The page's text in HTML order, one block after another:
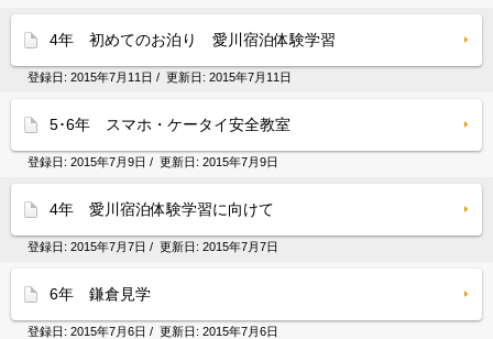
4年 初めてのお泊り 愛川宿泊体験学習
登録日: 2015年7月11日 / 更新日: 2015年7月11日
5･6年 スマホ・ケータイ安全教室
登録日: 2015年7月9日 / 更新日: 2015年7月9日
4年 愛川宿泊体験学習に向けて
登録日: 2015年7月7日 / 更新日: 2015年7月7日
6年 鎌倉見学
登録日: 2015年7月6日 / 更新日: 2015年7月6日